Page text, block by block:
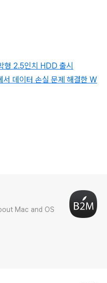
형 2.5인치 HDD 출시
데이터 손실 문제 해결한 W
Mac and OS